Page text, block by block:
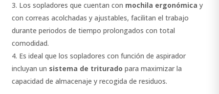
Los sopladores que cuentan con mochila ergonómica y
con correas acolchadas y ajustables, facilitan el trabajo
durante periodos de tiempo prolongados con total
comodidad.
Es ideal que los sopladores con función de aspirador
incluyan un sistema de triturado para maximizar la
capacidad de almacenaje y recogida de residuos.